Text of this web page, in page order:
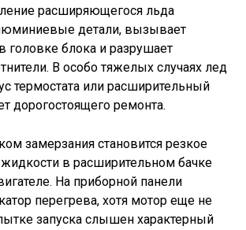
расширяющегося льда
детали, вызывает
блока и разрушает
В особо тяжелых случаях лед
термостата или расширительный
дорогостоящего ремонта.
замерзания становится резкое
в расширительном бачке
На приборной панели
перегрева, хотя мотор еще не
запуска слышен характерный